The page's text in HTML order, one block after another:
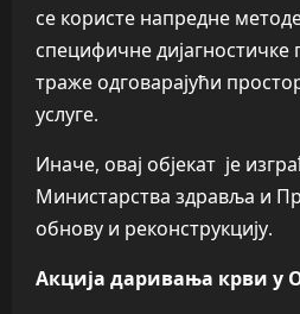
се користе напредне
специфичне дијагностичке
траже одговарајући
услуге.
Иначе, овај објекат је
Министарства здравља и
обнову и реконструкцију.
Акција даривања крви у